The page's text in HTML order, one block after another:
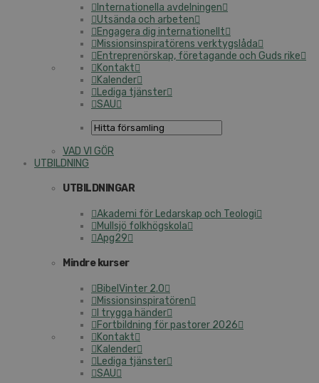
Internationella avdelningen
Utsända och arbeten
Engagera dig internationellt
Missionsinspiratörens verktygslåda
Entreprenörskap, företagande och Guds rike
Kontakt
Kalender
Lediga tjänster
SAU
VAD VI GÖR
UTBILDNING
UTBILDNINGAR
Akademi för Ledarskap och Teologi
Mullsjö folkhögskola
Apg29
Mindre kurser
BibelVinter 2.0
Missionsinspiratören
I trygga händer
Fortbildning för pastorer 2026
Kontakt
Kalender
Lediga tjänster
SAU